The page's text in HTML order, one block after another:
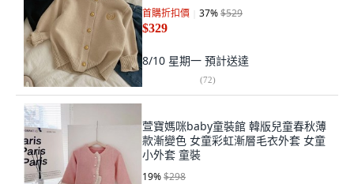
首購折扣價 37%$529
$329
8/10 星期一 預計送達
(72)
萱寶媽咪baby童裝館 韓版兒童春秋薄
款漸變色 女童彩虹漸層毛衣外套 女童
小外套 童裝
19%$298